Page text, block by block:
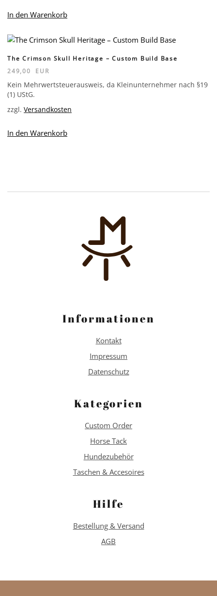
In den Warenkorb
The Crimson Skull Heritage – Custom Build Base
249,00
EUR
Kein Mehrwertsteuerausweis, da Kleinunternehmer nach §19
(1) UStG.
zzgl. Versandkosten
In den Warenkorb
Informationen
Kontakt
Impressum
Datenschutz
Kategorien
Custom Order
Horse Tack
Hundezubehör
Taschen & Accesoires
Hilfe
Bestellung & Versand
AGB